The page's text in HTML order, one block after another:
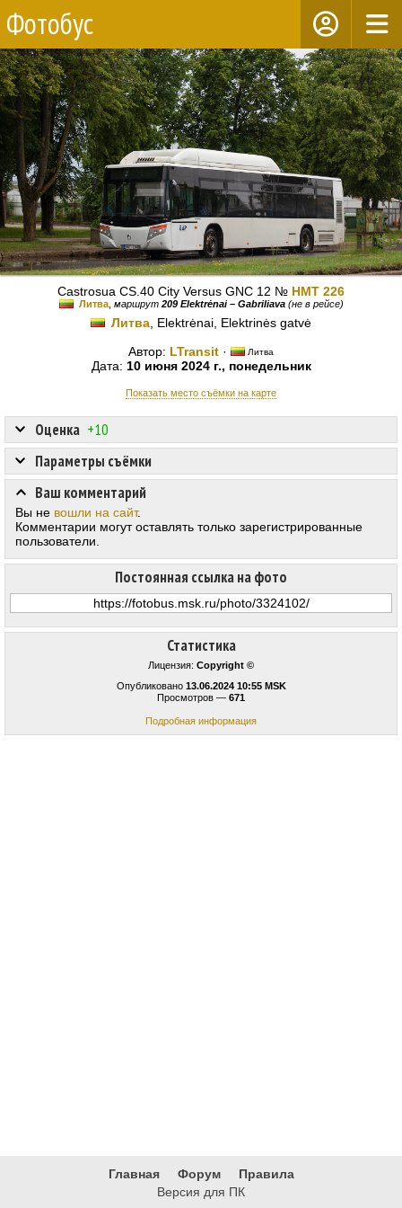
Фотобус
Castrosua CS.40 City Versus GNC 12 № HMT 226
Литва, маршрут 209 Elektrėnai – Gabriliava(не в рейсе)
Литва , Elektrėnai, Elektrinės gatvė
Автор: LTransit · Литва
Дата: 10 июня 2024 г., понедельник
Показать место съёмки на карте
Статистика
Лицензия: Copyright ©
Опубликовано 13.06.2024 10:55 MSK
Просмотров — 671
Подробная информация
Оценка +10
Постоянная ссылка на фото
Параметры съёмки
Ваш комментарий
Вы не вошли на сайт.
Комментарии могут оставлять только зарегистрированные
пользователи.
Главная Форум
Правила
Версия для ПК